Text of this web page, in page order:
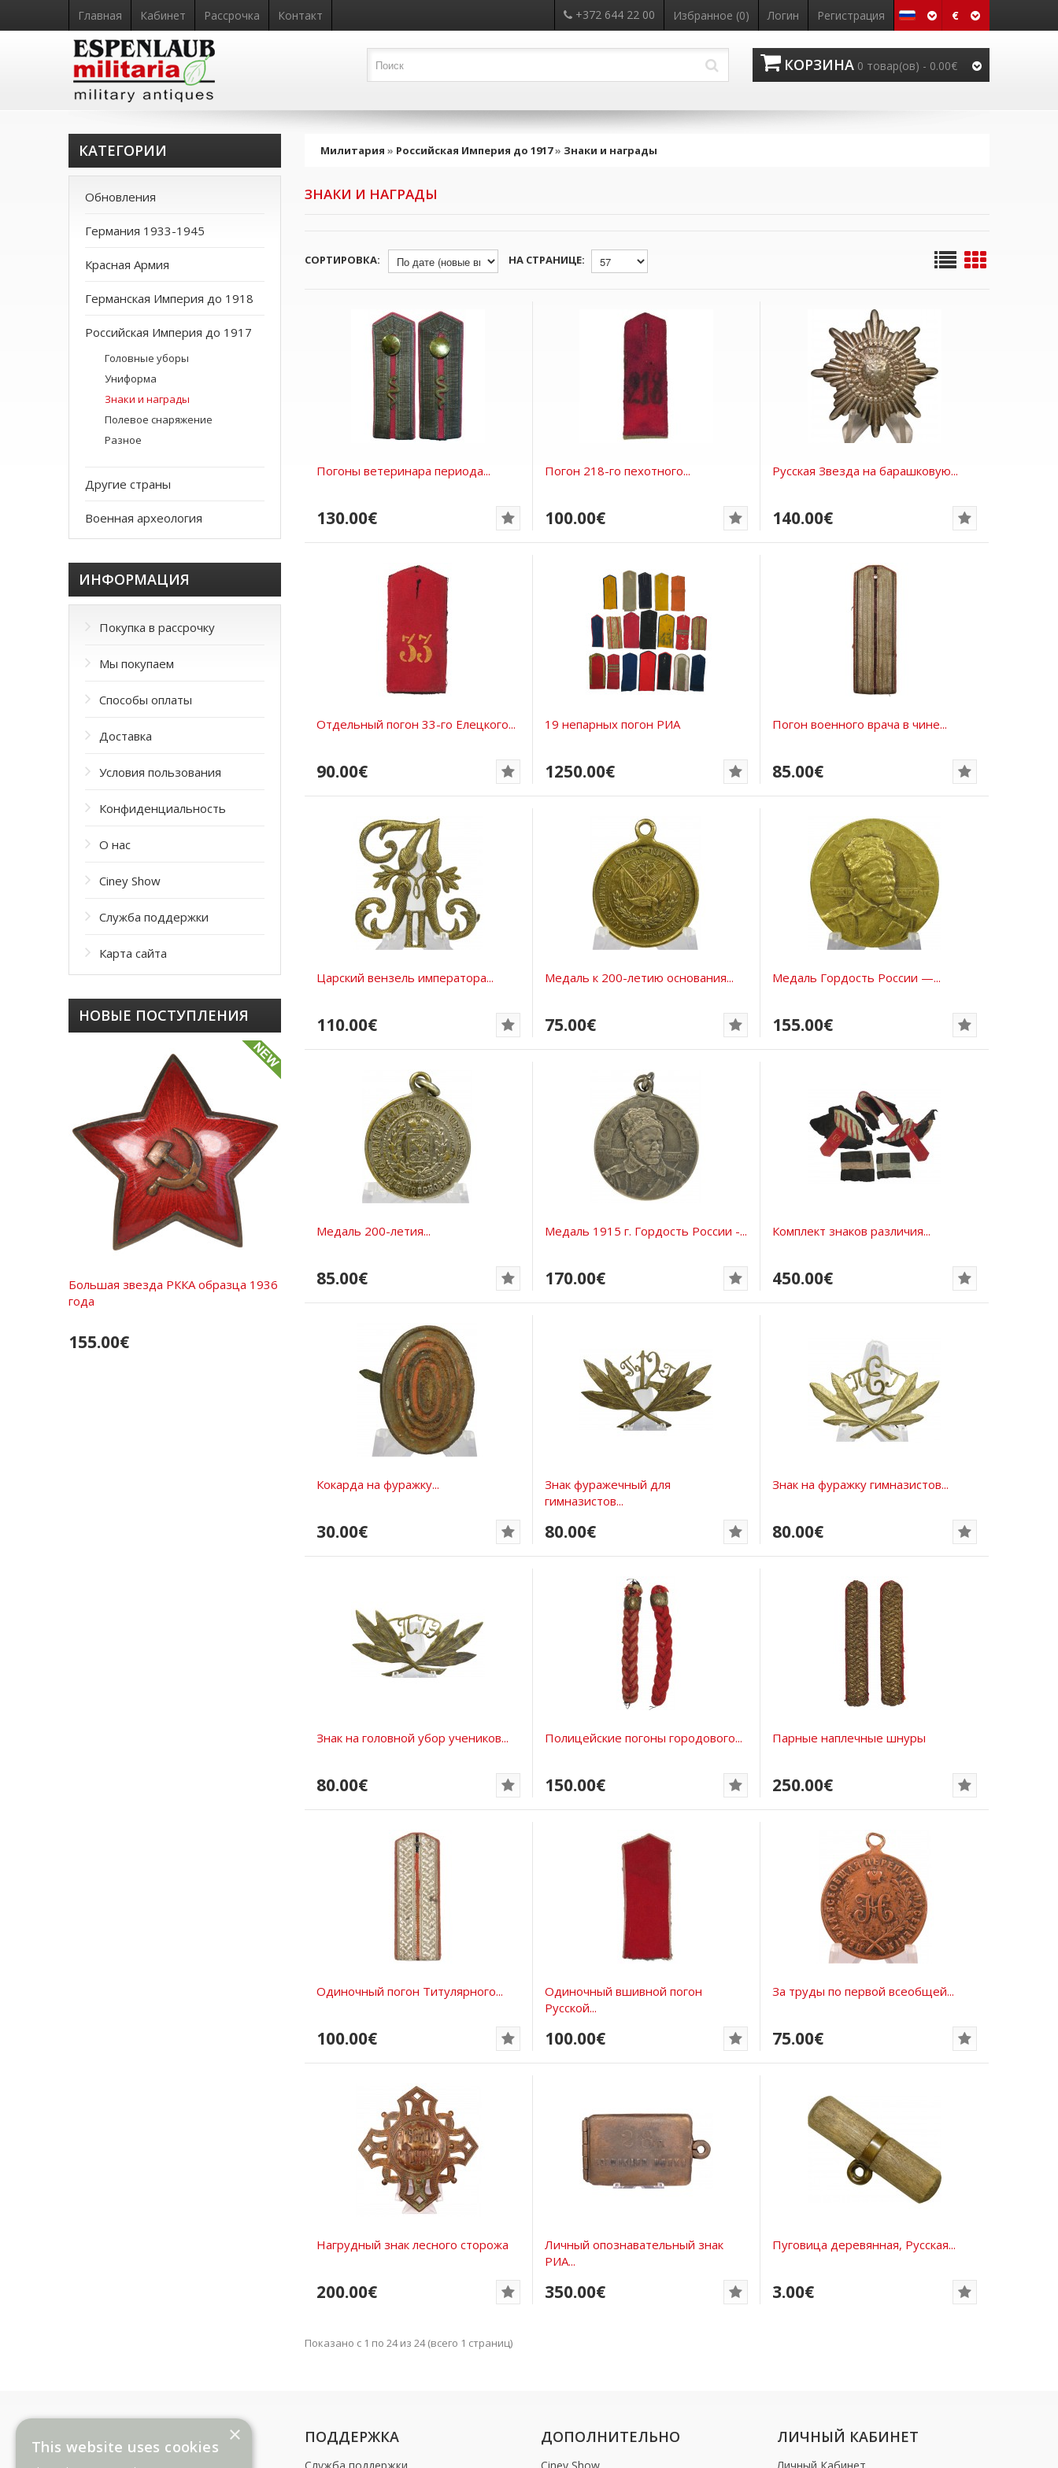
€
Главная Кабинет Рассрочка Контакт +372 644 22 00 Избранное (0) Логин Регистрация
КОРЗИНА 0 товар(ов) - 0.00€
Милитария » Российская Империя до 1917» Знаки и награды
ЗНАКИ И НАГРАДЫ
СОРТИРОВКА: НА СТРАНИЦЕ:
Погоны ветеринара периода...
130.00€
Погон 218-го пехотного...
100.00€
Русская Звезда на барашковую...
140.00€
Отдельный погон 33-го Елецкого...
90.00€
19 непарных погон РИА
1250.00€
Погон военного врача в чине...
85.00€
Царский вензель императора...
110.00€
Медаль к 200-летию основания...
75.00€
Медаль Гордость России —...
155.00€
Медаль 200-летия...
85.00€
Медаль 1915 г. Гордость России -...
170.00€
Комплект знаков различия...
450.00€
Кокарда на фуражку...
30.00€
Знак фуражечный для
гимназистов...
80.00€
Знак на фуражку гимназистов...
80.00€
Знак на головной убор учеников...
80.00€
Полицейские погоны городового...
150.00€
Парные наплечные шнуры
250.00€
Одиночный погон Титулярного...
100.00€
Одиночный вшивной погон
Русской...
100.00€
За труды по первой всеобщей...
75.00€
Нагрудный знак лесного сторожа
200.00€
Личный опознавательный знак
РИА...
350.00€
Пуговица деревянная, Русская...
3.00€
Показано с 1 по 24 из 24 (всего 1 страниц)
КАТЕГОРИИ
Обновления
Германия 1933-1945
Красная Армия
Германская Империя до 1918
Российская Империя до 1917
Головные уборы
Униформа
Знаки и награды
Полевое снаряжение
Разное
Другие страны
Военная археология
ИНФОРМАЦИЯ
Покупка в рассрочку
Мы покупаем
Способы оплаты
Доставка
Условия пользования
Конфиденциальность
О нас
Ciney Show
Служба поддержки
Карта сайта
НОВЫЕ ПОСТУПЛЕНИЯ
Большая звезда РККА образца 1936
года
155.00€
Способы оплаты
ПОДДЕРЖКА
Служба поддержки
ДОПОЛНИТЕЛЬНО
Ciney Show
ЛИЧНЫЙ КАБИНЕТ
Личный Кабинет
×
This website uses cookies